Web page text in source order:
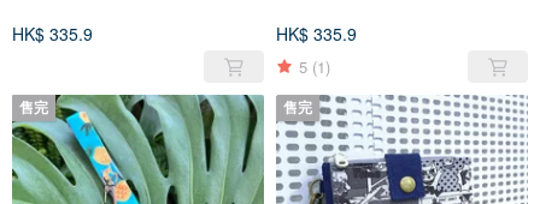
HK$ 335.9 HK$ 335.9
5 (1)
售完 售完